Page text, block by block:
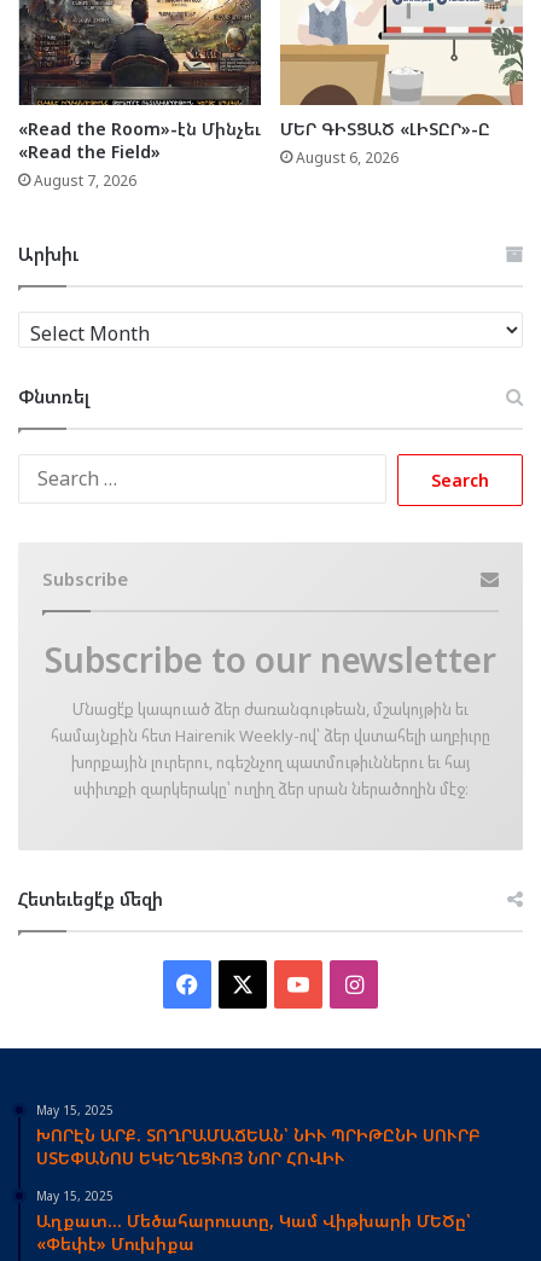
«Read the Room»-էն Մինչեւ
«Read the Field»
August 7, 2026
ՄԵՐ ԳԻՏՑԱԾ «ԼԻՏԸՐ»-Ը
August 6, 2026
Արխիւ
Արխիւ
Փնտռել
Subscribe
Subscribe to our newsletter
Մնացէ՛ք կապուած ձեր ժառանգութեան, մշակոյթին եւ
համայնքին հետ Hairenik Weekly-ով՝ ձեր վստահելի աղբիւրը
խորքային լուրերու, ոգեշնչող պատմութիւններու եւ հայ
սփիւռքի զարկերակը՝ ուղիղ ձեր սրան ներածողին մէջ։
Հետեւեցէ՛ք մեզի
Facebook YouTubeInstagram
May 15, 2025
ԽՈՐԷՆ ԱՐՔ. ՏՈՂՐԱՄԱՃԵԱՆ՝ ՆԻՒ ՊՐԻԹԸՆԻ ՍՈՒՐԲ
ՍՏԵՓԱՆՈՍ ԵԿԵՂԵՑՒՈՅ ՆՈՐ ՀՈՎԻՒ
May 15, 2025
Աղքատ… Մեծահարուստը, Կամ Վիթխարի ՄԵԾը՝
«Փեփէ» Մուխիքա